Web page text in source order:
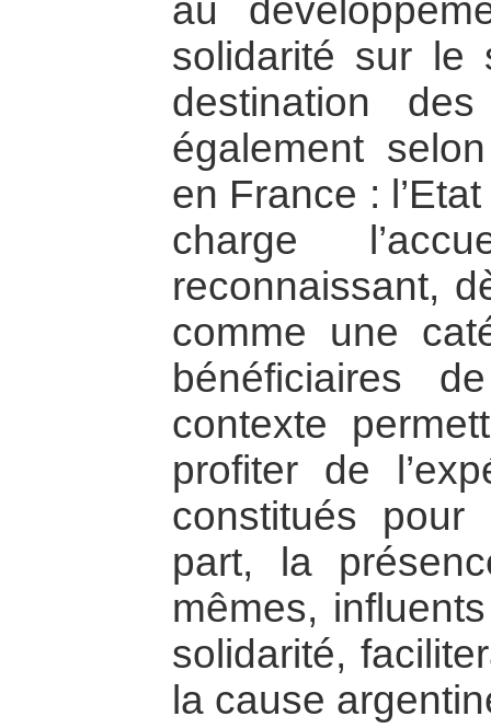
au
solidarité sur le
destination
également
en France :
charge
reconnaissant,
comme une
bénéficiaires
contexte
profiter de
constitués pour
part, la
mêmes,
solidarité,
la cause